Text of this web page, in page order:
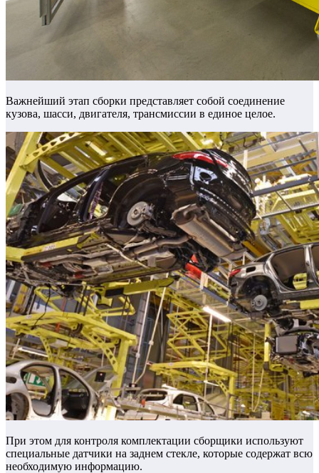
Важнейший этап сборки представляет собой соединение
кузова, шасси, двигателя, трансмиссии в единое целое.
При этом для контроля комплектации сборщики используют
специальные датчики на заднем стекле, которые содержат всю
необходимую информацию.